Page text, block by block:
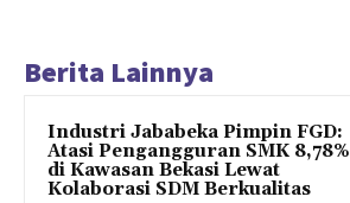
Berita Lainnya
Industri Jababeka Pimpin FGD:
Atasi Pengangguran SMK 8,78%
di Kawasan Bekasi Lewat
Kolaborasi SDM Berkualitas